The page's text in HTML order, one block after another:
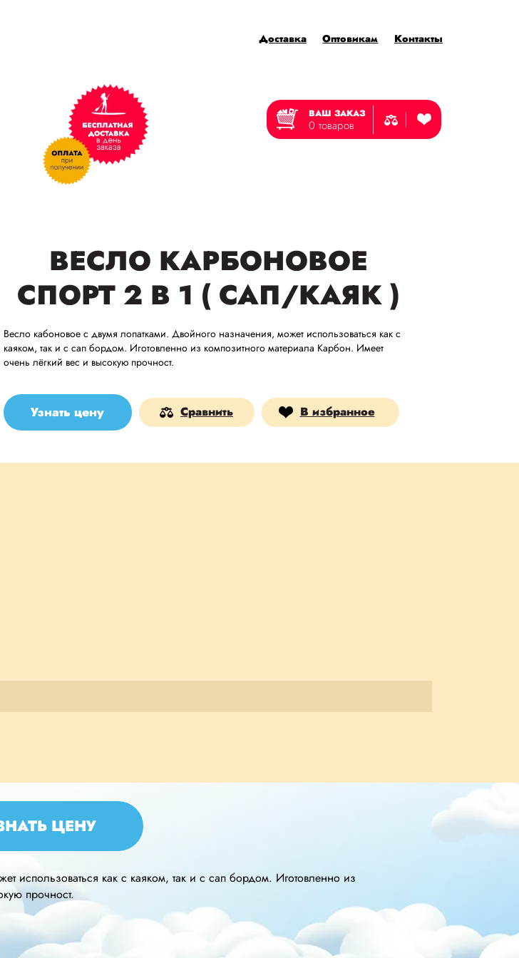
Доставка Оптовикам Контакты
ВАШ ЗАКАЗ
0 товаров
ВЕСЛО КАРБОНОВОЕ
СПОРТ 2 В 1 ( САП/КАЯК )
Весло кабоновое с двумя лопатками. Двойного назначения, может использоваться как с
каяком, так и с сап бордом. Иготовленно из композитного материала Карбон. Имеет
очень лёгкий вес и высокую прочност.
Узнать цену Сравнить В избранное
ЦЕНУ
использоваться как с каяком, так и с сап бордом. Иготовленно из
прочност.